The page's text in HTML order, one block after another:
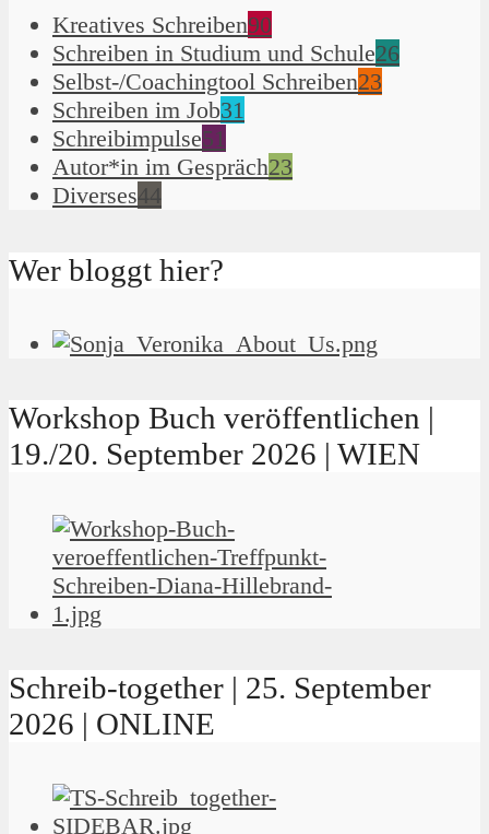
Kreatives Schreiben90
Schreiben in Studium und Schule26
Selbst-/Coachingtool Schreiben23
Schreiben im Job31
Schreibimpulse51
Autor*in im Gespräch23
Diverses44
Wer bloggt hier?
Workshop Buch veröffentlichen |
19./20. September 2026 | WIEN
Schreib-together | 25. September
2026 | ONLINE